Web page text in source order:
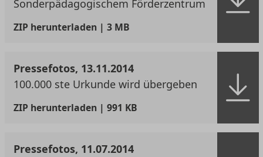
Sonderpädagogischem Förderzentrum
ZIP herunterladen | 3 MB
Pressefotos, 13.11.2014
100.000 ste Urkunde wird übergeben
ZIP herunterladen | 991 KB
Pressefotos, 11.07.2014